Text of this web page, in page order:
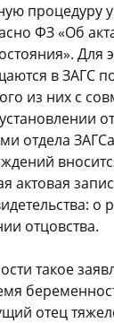
процедуру
ФЗ «Об
Для
в ЗАГС
из них с
отдела
актовая
отцовства.
такое
отец